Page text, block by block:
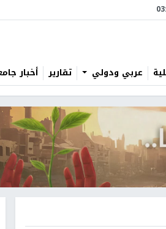
عربي ودولي تقارير أخبار